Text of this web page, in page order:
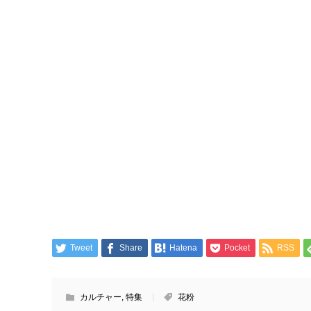
Tweet Share Hatena Pocket RSS
カルチャー, 特集 花粉